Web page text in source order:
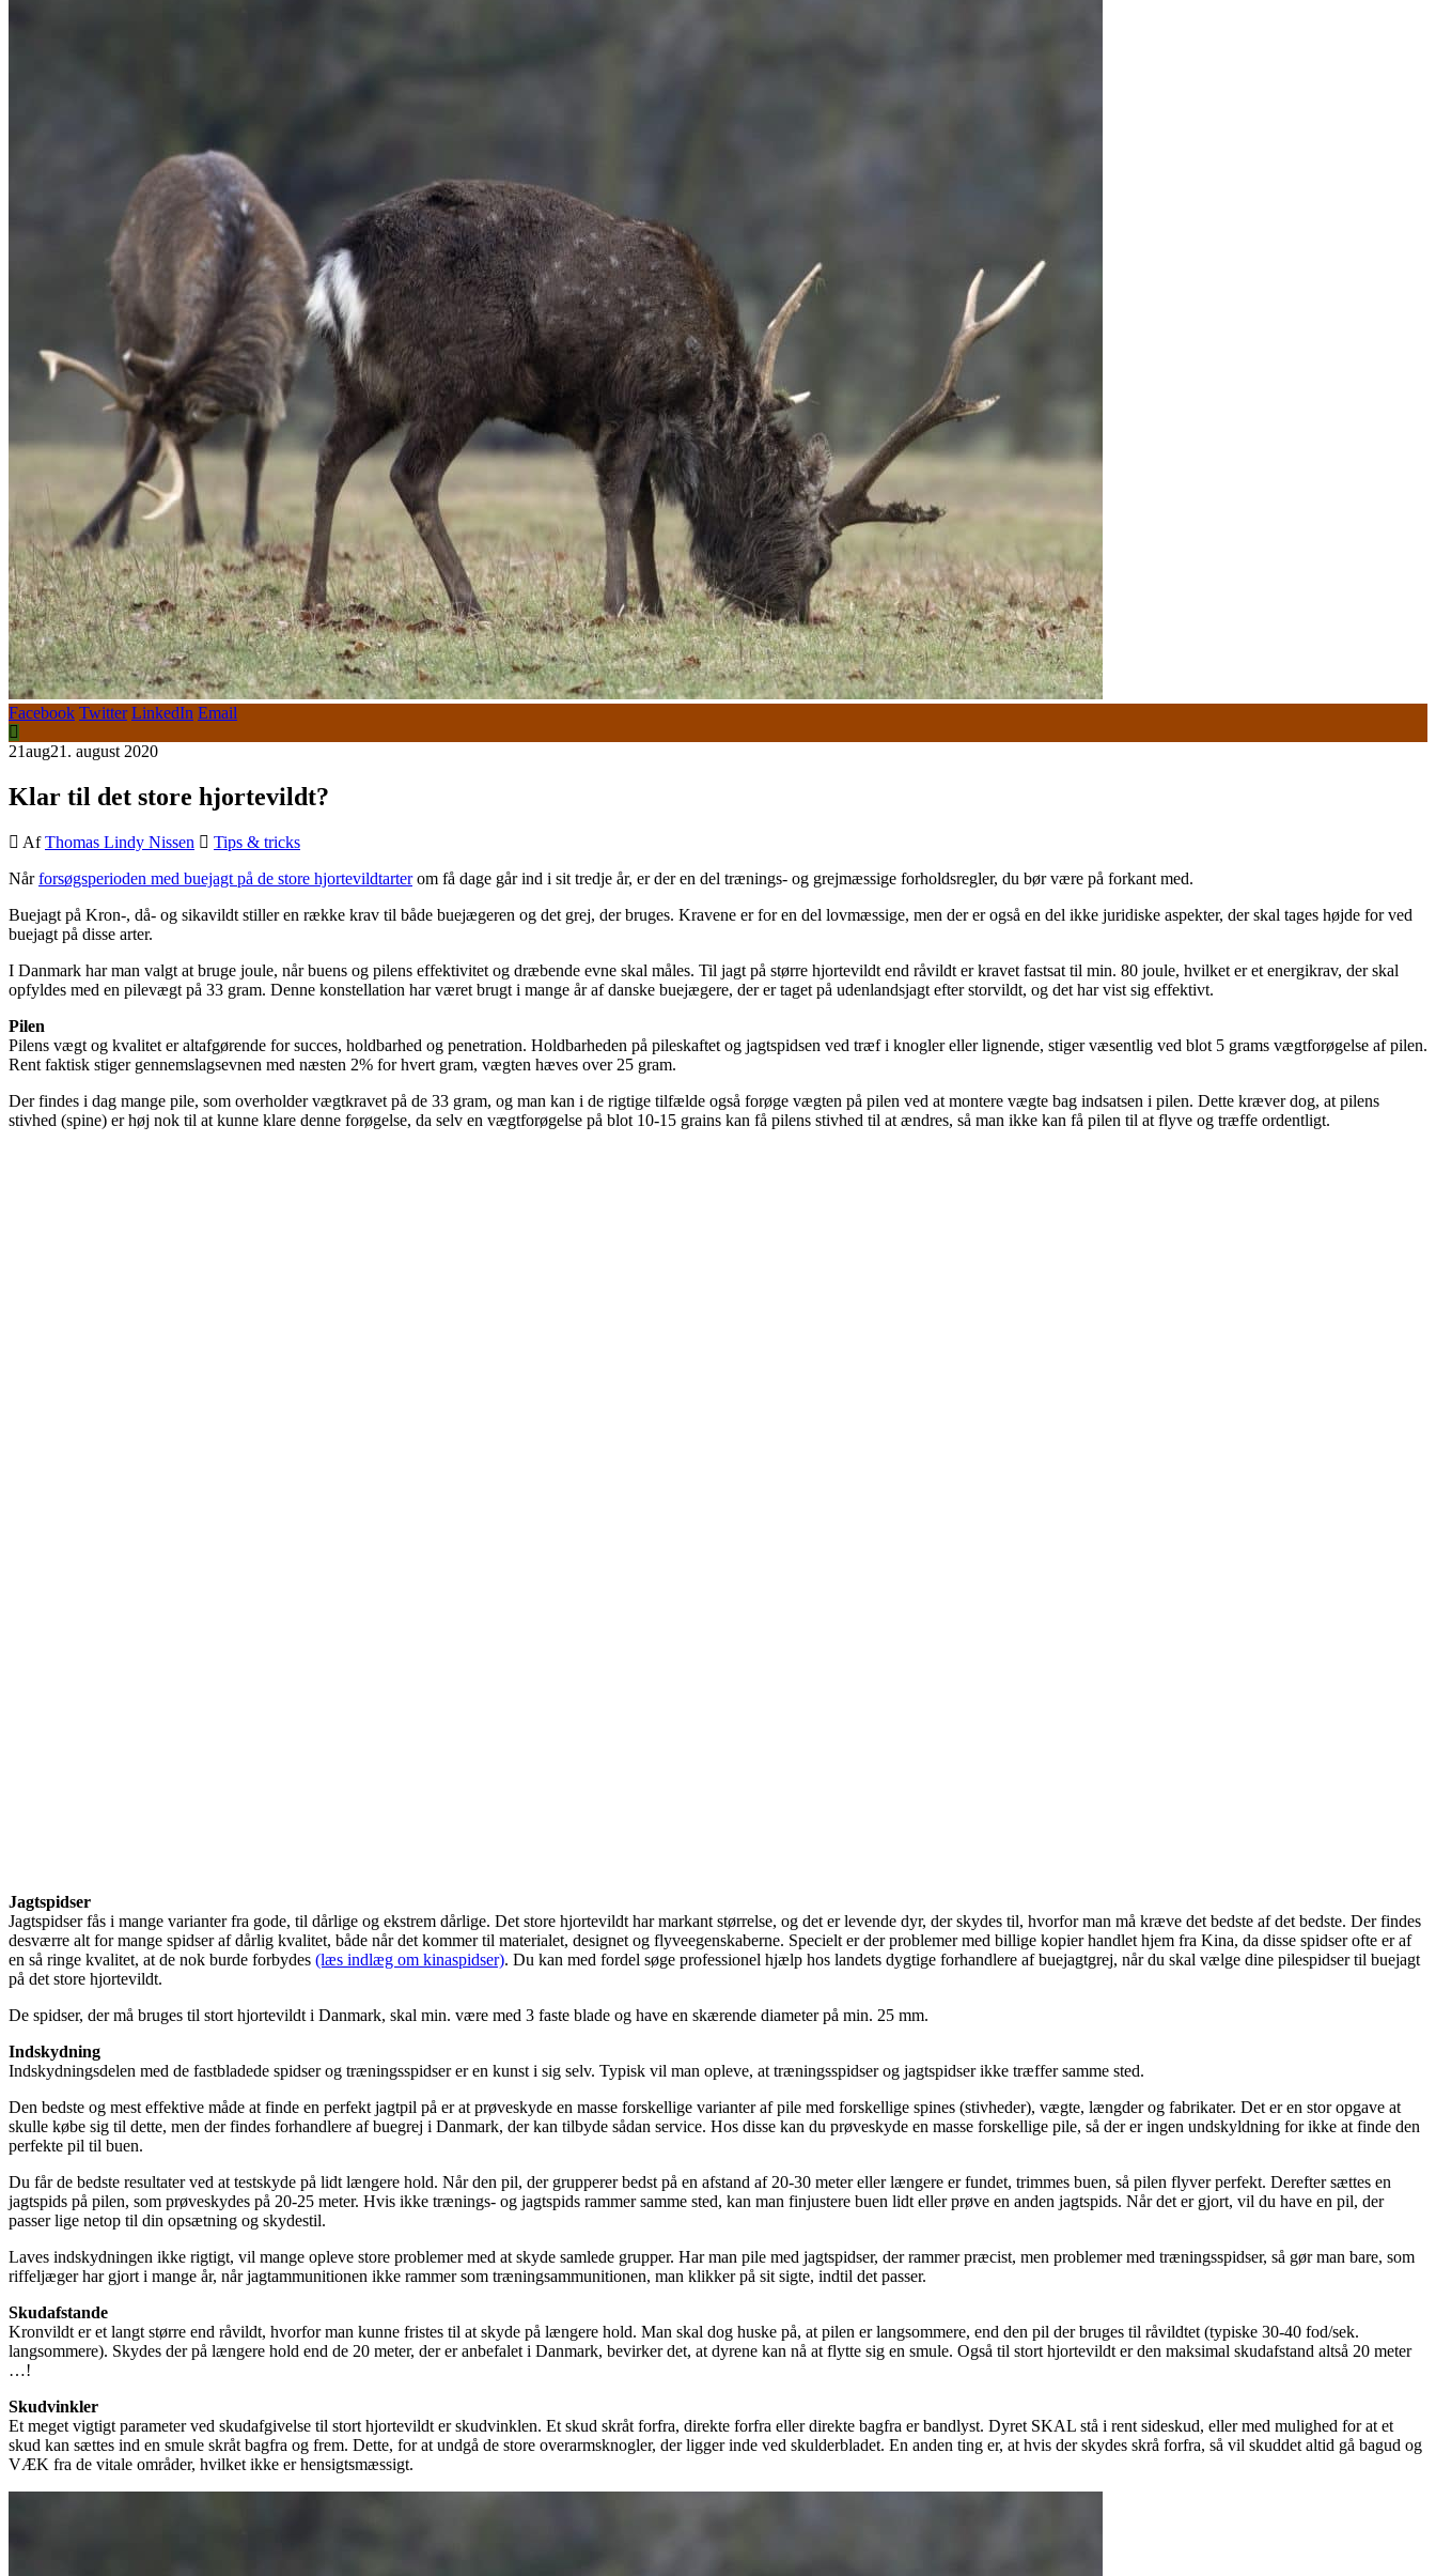
Facebook Twitter LinkedIn Email
21aug21. august 2020
Klar til det store hjortevildt?
Af Thomas Lindy Nissen
Tips & tricks
Nårforsøgsperioden med buejagt på de store hjortevildtarterom få dage går ind i sit tredje år, er der en del trænings- og grejmæssige forholdsregler, du bør være på forkant med.
Buejagt på Kron-, då- og sikavildt stiller en række krav til både buejægeren og det grej, der bruges. Kravene er for en del lovmæssige, men der er også en del ikke juridiske aspekter, der skal tages højde for ved
buejagt på disse arter.
I Danmark har man valgt at bruge joule, når buens og pilens effektivitet og dræbende evne skal måles. Til jagt på større hjortevildt end råvildt er kravet fastsat til min. 80 joule, hvilket er et energikrav, der skal
opfyldes med en pilevægt på 33 gram. Denne konstellation har været brugt i mange år af danske buejægere, der er taget på udenlandsjagt efter storvildt, og det har vist sig effektivt.
Pilen
Pilens vægt og kvalitet er altafgørende for succes, holdbarhed og penetration. Holdbarheden på pileskaftet og jagtspidsen ved træf i knogler eller lignende, stiger væsentlig ved blot 5 grams vægtforøgelse af pilen.
Rent faktisk stiger gennemslagsevnen med næsten 2% for hvert gram, vægten hæves over 25 gram.
Der findes i dag mange pile, som overholder vægtkravet på de 33 gram, og man kan i de rigtige tilfælde også forøge vægten på pilen ved at montere vægte bag indsatsen i pilen. Dette kræver dog, at pilens
stivhed (spine) er høj nok til at kunne klare denne forøgelse, da selv en vægtforøgelse på blot 10-15 grains kan få pilens stivhed til at ændres, så man ikke kan få pilen til at flyve og træffe ordentligt.
Jagtspidser
Jagtspidser fås i mange varianter fra gode, til dårlige og ekstrem dårlige. Det store hjortevildt har markant størrelse, og det er levende dyr, der skydes til, hvorfor man må kræve det bedste af det bedste. Der findes
desværre alt for mange spidser af dårlig kvalitet, både når det kommer til materialet, designet og flyveegenskaberne. Specielt er der problemer med billige kopier handlet hjem fra Kina, da disse spidser ofte er af
en så ringe kvalitet, at de nok burde forbydes (læs indlæg om kinaspidser). Du kan med fordel søge professionel hjælp hos landets dygtige forhandlere af buejagtgrej, når du skal vælge dine pilespidser til buejagt
på det store hjortevildt.
De spidser, der må bruges til stort hjortevildt i Danmark, skal min. være med 3 faste blade og have en skærende diameter på min. 25 mm.
Indskydning
Indskydningsdelen med de fastbladede spidser og træningsspidser er en kunst i sig selv. Typisk vil man opleve, at træningsspidser og jagtspidser ikke træffer samme sted.
Den bedste og mest effektive måde at finde en perfekt jagtpil på er at prøveskyde en masse forskellige varianter af pile med forskellige spines (stivheder), vægte, længder og fabrikater. Det er en stor opgave at
skulle købe sig til dette, men der findes forhandlere af buegrej i Danmark, der kan tilbyde sådan service. Hos disse kan du prøveskyde en masse forskellige pile, så der er ingen undskyldning for ikke at finde den
perfekte pil til buen.
Du får de bedste resultater ved at testskyde på lidt længere hold. Når den pil, der grupperer bedst på en afstand af 20-30 meter eller længere er fundet, trimmes buen, så pilen flyver perfekt. Derefter sættes en
jagtspids på pilen, som prøveskydes på 20-25 meter. Hvis ikke trænings- og jagtspids rammer samme sted, kan man finjustere buen lidt eller prøve en anden jagtspids. Når det er gjort, vil du have en pil, der
passer lige netop til din opsætning og skydestil.
Laves indskydningen ikke rigtigt, vil mange opleve store problemer med at skyde samlede grupper. Har man pile med jagtspidser, der rammer præcist, men problemer med træningsspidser, så gør man bare, som
riffeljæger har gjort i mange år, når jagtammunitionen ikke rammer som træningsammunitionen, man klikker på sit sigte, indtil det passer.
Skudafstande
Kronvildt er et langt større end råvildt, hvorfor man kunne fristes til at skyde på længere hold. Man skal dog huske på, at pilen er langsommere, end den pil der bruges til råvildtet (typiske 30-40 fod/sek.
langsommere). Skydes der på længere hold end de 20 meter, der er anbefalet i Danmark, bevirker det, at dyrene kan nå at flytte sig en smule. Også til stort hjortevildt er den maksimal skudafstand altså 20 meter
…!
Skudvinkler
Et meget vigtigt parameter ved skudafgivelse til stort hjortevildt er skudvinklen. Et skud skråt forfra, direkte forfra eller direkte bagfra er bandlyst. Dyret SKAL stå i rent sideskud, eller med mulighed for at et
skud kan sættes ind en smule skråt bagfra og frem. Dette, for at undgå de store overarmsknogler, der ligger inde ved skulderbladet. En anden ting er, at hvis der skydes skrå forfra, så vil skuddet altid gå bagud og
VÆK fra de vitale områder, hvilket ikke er hensigtsmæssigt.